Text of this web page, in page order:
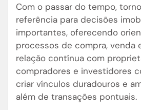
Com o passar do tempo,
referência para decisões
importantes, oferecendo
processos de compra, venda
relação contínua com
compradores e investidores
criar vínculos duradouros e
além de transações pontuais.